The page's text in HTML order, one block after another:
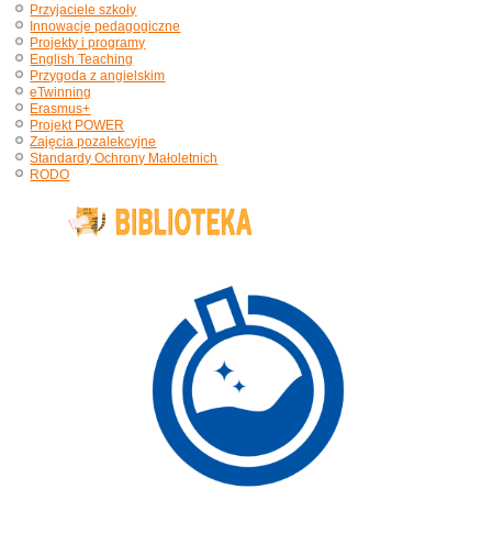
Przyjaciele szkoły
Innowacje pedagogiczne
Projekty i programy
English Teaching
Przygoda z angielskim
eTwinning
Erasmus+
Projekt POWER
Zajęcia pozalekcyjne
Standardy Ochrony Małoletnich
RODO